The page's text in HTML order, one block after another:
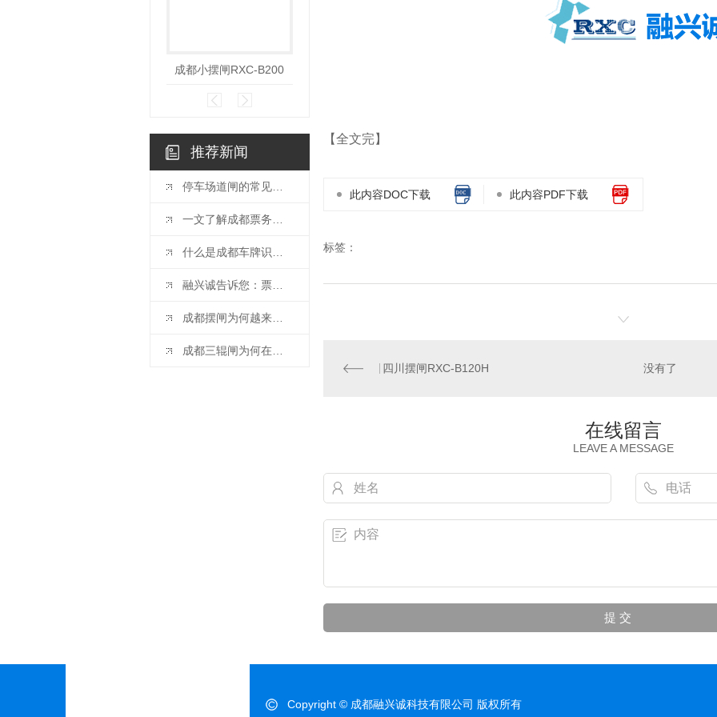
成都小摆闸RXC-B200
推荐新闻
停车场道闸的常见故障及维修方法
一文了解成都票务管理系统
什么是成都车牌识别系统？选购时应注意哪几点事项？
融兴诚告诉您：票务管理系统如何帮助景区解决难点
成都摆闸为何越来越受欢迎
成都三辊闸为何在景区流行？
【全文完】
此内容DOC下载 此内容PDF下载
标签：
四川摆闸RXC-B120H 没有了
在线留言
LEAVE A MESSAGE
Copyright © 成都融兴诚科技有限公司 版权所有